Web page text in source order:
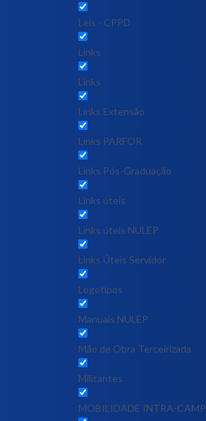
Leis - CPPD
Links
Links
Links Extensão
Links PARFOR
Links Pós-Graduação
Links úteis
Links úteis NULEP
Links Úteis Servidor
Logotipos
Manuais NULEP
Mão de Obra Terceirizada
Militantes
MOBILIDADE INTRA-